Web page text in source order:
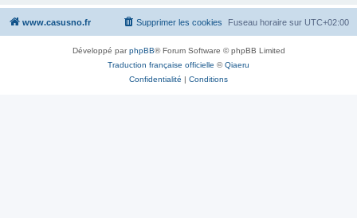
www.casusno.fr Fuseau horaire sur UTC+02:00
Supprimer les cookies
Développé parphpBB® Forum Software © phpBB Limited
Traduction française officielle ©Qiaeru
Confidentialité | Conditions